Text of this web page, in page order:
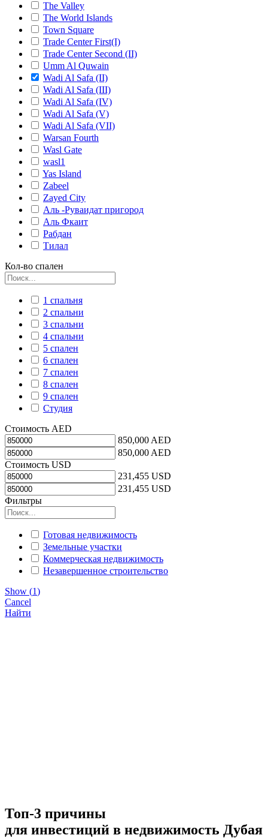
The Valley
The World Islands
Town Square
Trade Center First(I)
Trade Center Second (II)
Umm Al Quwain
Wadi Al Safa (II)
Wadi Al Safa (III)
Wadi Al Safa (IV)
Wadi Al Safa (V)
Wadi Al Safa (VII)
Warsan Fourth
Wasl Gate
wasl1
Yas Island
Zabeel
Zayed City
Аль -Руваидат пригород
Аль Фкаит
Рабдан
Тилал
Кол-во спален
1 спальня
2 спальни
3 спальни
4 спальни
5 спален
6 спален
7 спален
8 спален
9 спален
Студия
Стоимость AED
850,000 AED
850,000 AED
Стоимость USD
231,455 USD
231,455 USD
Фильтры
Готовая недвижимость
Земельные участки
Коммерческая недвижимость
Незавершенное строительство
Show (1)
Cancel
Найти
Топ-3 причины
для инвестиций в недвижимость Дубая